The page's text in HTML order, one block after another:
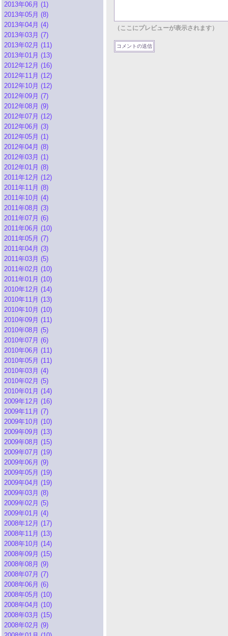
2013年06月 (1)
2013年05月 (8)
2013年04月 (4)
2013年03月 (7)
2013年02月 (11)
2013年01月 (13)
2012年12月 (16)
2012年11月 (12)
2012年10月 (12)
2012年09月 (7)
2012年08月 (9)
2012年07月 (12)
2012年06月 (3)
2012年05月 (1)
2012年04月 (8)
2012年03月 (1)
2012年01月 (8)
2011年12月 (12)
2011年11月 (8)
2011年10月 (4)
2011年08月 (3)
2011年07月 (6)
2011年06月 (10)
2011年05月 (7)
2011年04月 (3)
2011年03月 (5)
2011年02月 (10)
2011年01月 (10)
2010年12月 (14)
2010年11月 (13)
2010年10月 (10)
2010年09月 (11)
2010年08月 (5)
2010年07月 (6)
2010年06月 (11)
2010年05月 (11)
2010年03月 (4)
2010年02月 (5)
2010年01月 (14)
2009年12月 (16)
2009年11月 (7)
2009年10月 (10)
2009年09月 (13)
2009年08月 (15)
2009年07月 (19)
2009年06月 (9)
2009年05月 (19)
2009年04月 (19)
2009年03月 (8)
2009年02月 (5)
2009年01月 (4)
2008年12月 (17)
2008年11月 (13)
2008年10月 (14)
2008年09月 (15)
2008年08月 (9)
2008年07月 (7)
2008年06月 (6)
2008年05月 (10)
2008年04月 (10)
2008年03月 (15)
2008年02月 (9)
（ここにプレビューが表示されます）